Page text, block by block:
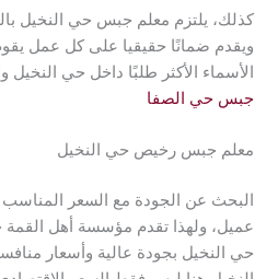
كذلك، يلتزم معلم جبس حي النخيل
ويقدم ضمانًا حقيقيا على كل عمل
الأسماء الأكثر طلبًا داخل حي النخيل
جبس حي الصفا
معلم جبس رخيص حي النخيل
البحث عن الجودة مع السعر
عميل، ولهذا تقدم مؤسسة أهل
حي النخيل بجودة عالية وأسعار